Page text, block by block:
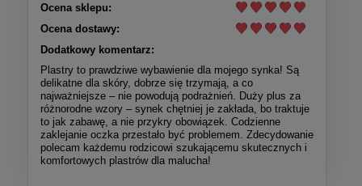
Ocena sklepu:
Ocena dostawy:
Dodatkowy komentarz:
Plastry to prawdziwe wybawienie dla mojego synka! Są
delikatne dla skóry, dobrze się trzymają, a co
najważniejsze – nie powodują podrażnień. Duży plus za
różnorodne wzory – synek chętniej je zakłada, bo traktuje
to jak zabawę, a nie przykry obowiązek. Codzienne
zaklejanie oczka przestało być problemem. Zdecydowanie
polecam każdemu rodzicowi szukającemu skutecznych i
komfortowych plastrów dla malucha!